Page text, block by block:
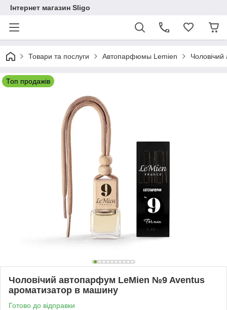
Інтернет магазин Sligo
Товари та послуги Автопарфюмы Lemien
Топ продажів
Чоловічий автопарфум LeMien №9 Aventus
ароматизатор в машину
Готово до відправки